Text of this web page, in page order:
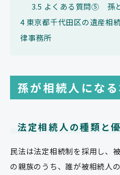
3.5 よくある質問⑤ 孫
4東京都千代田区の遺産相
律事務所
孫が相続人にな
法定相続人の種類と
民法は法定相続制を採用し、
の親族のうち、誰が被相続人